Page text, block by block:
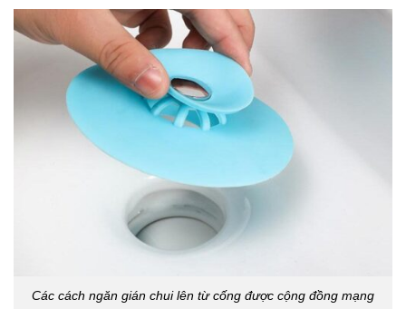
Các cách ngăn gián chui lên từ cống được cộng đồng mạng